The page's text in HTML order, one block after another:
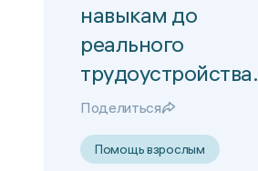
навыкам до
реального
трудоустройства.
Поделиться
Помощь взрослым